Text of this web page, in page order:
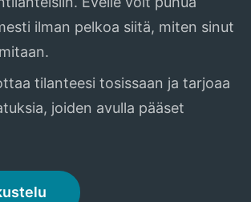
ilman pelkoa siitä, miten sinut
tilanteesi tosissaan ja tarjoaa
joiden avulla pääset